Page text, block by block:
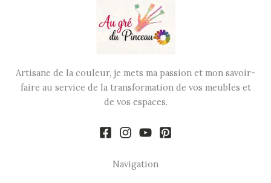
Artisane de la couleur, je mets ma passion et mon savoir-
faire au service de la transformation de vos meubles et
de vos espaces.
Navigation